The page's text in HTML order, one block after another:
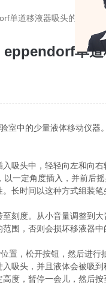
单道移液器吸头的安装到
eppendorf单道
中的少量液体移动仪器
头中，轻轻向左和向右
定角度插入，并前后摇
时间以这种方式组装笔
度。从小音量调整到大
，否则会损坏移液器中
，松开按钮，然后进行
头，并且液体会被吸到
，暂停一会儿，然后按